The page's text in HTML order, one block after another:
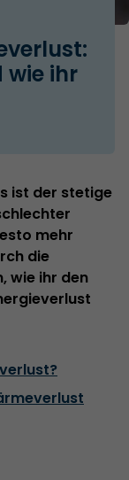
wie ihr
ist der stetige
mehr
die
wie ihr den